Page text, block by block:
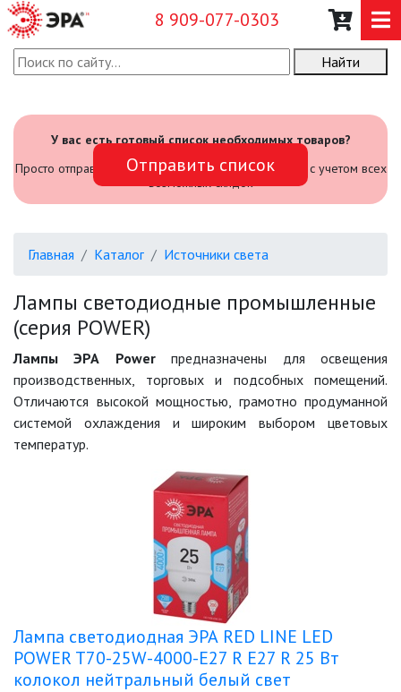
8 909-077-0303
О КОМПАНИИ
САДОВЫЙ ИНВЕНТАРЬ И
ИНСТРУМЕНТЫ
ФОНАРИ
САДОВО-ПАРКОВЫЕ
САДОВЫЕ СВЕТИЛЬНИКИ
САДОВЫЕ ФАСАДНЫЕ
СВЕТИЛЬНИКИ
СВЕТИЛЬНИКИ ДЛЯ РОСТА
РАСТЕНИЙ (ФИТОСВЕТИЛЬНИКИ)
АКСЕССУАРЫ ДЛЯ
ЭЛЕКТРОМОНТАЖА
Найти
У вас есть готовый список необходимых товаров?
Просто отправьте его нам и мы посчитаем стоимость с учетом всех
возможных скидок
Отправить список
Главная Каталог Источники света
Лампы светодиодные промышленные
(серия POWER)
Лампы ЭРА Powerпредназначены для освещения
производственных, торговых и подсобных помещений.
Отличаются высокой мощностью, грамотно продуманной
системой охлаждения и широким выбором цветовых
температур.
Лампа светодиодная ЭРА RED LINE LED
POWER T70-25W-4000-E27 R E27 R 25 Вт
колокол нейтральный белый свет